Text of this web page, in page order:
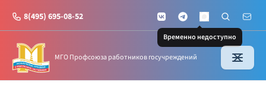
8(495) 695-08-52 VKontakteTelegramMAX
Временно недоступно
Поиск по
Почта
МГО Профсоюза работников госучреждений